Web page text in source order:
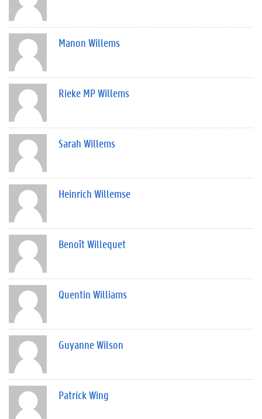
Manon Willems
Rieke MP Willems
Sarah Willems
Heinrich Willemse
Benoît Willequet
Quentin Williams
Guyanne Wilson
Patrick Wing